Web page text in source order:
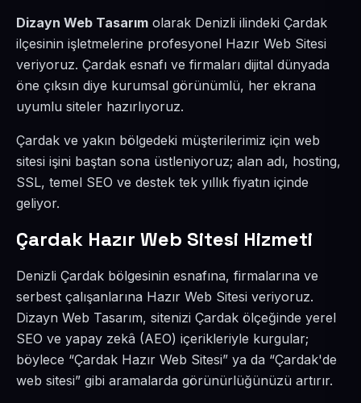
Dizayn Web Tasarım olarak Denizli ilindeki Çardak
ilçesinin işletmelerine profesyonel Hazır Web Sitesi
veriyoruz. Çardak esnafı ve firmaları dijital dünyada
öne çıksın diye kurumsal görünümlü, her ekrana
uyumlu siteler hazırlıyoruz.
Çardak ve yakın bölgedeki müşterilerimiz için web
sitesi işini baştan sona üstleniyoruz; alan adı, hosting,
SSL, temel SEO ve destek tek yıllık fiyatın içinde
geliyor.
Çardak Hazır Web Sitesi Hizmeti
Denizli Çardak bölgesinin esnafına, firmalarına ve
serbest çalışanlarına Hazır Web Sitesi veriyoruz.
Dizayn Web Tasarım, sitenizi Çardak ölçeğinde yerel
SEO ve yapay zekâ (AEO) içerikleriyle kurgular;
böylece “Çardak Hazır Web Sitesi” ya da “Çardak'de
web sitesi” gibi aramalarda görünürlüğünüzü artırır.